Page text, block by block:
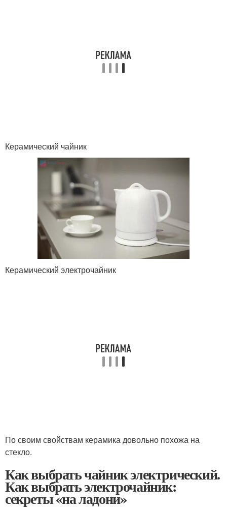
Керамический чайник
Керамический электрочайник
По своим свойствам керамика довольно похожа на
стекло.
Как выбрать чайник электрический.
Как выбрать электрочайник:
секреты «на ладони»